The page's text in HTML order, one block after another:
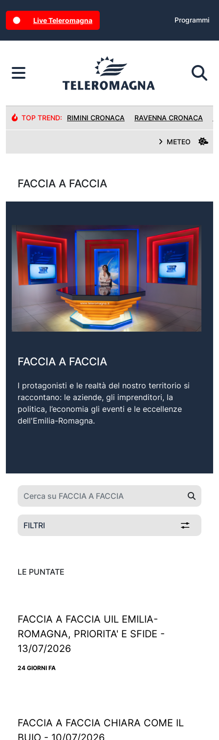
Live Teleromagna Programmi
TOP TREND: RIMINI CRONACA RAVENNA CRONACA
METEO
FACCIA A FACCIA
FACCIA A FACCIA
I protagonisti e le realtà del nostro territorio si
raccontano: le aziende, gli imprenditori, la
politica, l’economia gli eventi e le eccellenze
dell'Emilia-Romagna.
FILTRI
LE PUNTATE
FACCIA A FACCIA UIL EMILIA-
ROMAGNA, PRIORITA' E SFIDE -
13/07/2026
24 GIORNI FA
FACCIA A FACCIA CHIARA COME IL